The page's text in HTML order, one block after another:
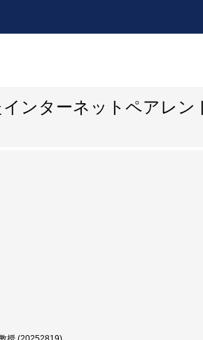
ンターネットペアレン